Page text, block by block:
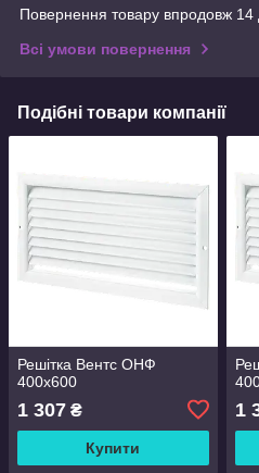
Повернення товару впродовж 14
Всі умови повернення
Подібні товари компанії
Решітка Вентс ОНФ
400x600
1 307 ₴
Купити
1